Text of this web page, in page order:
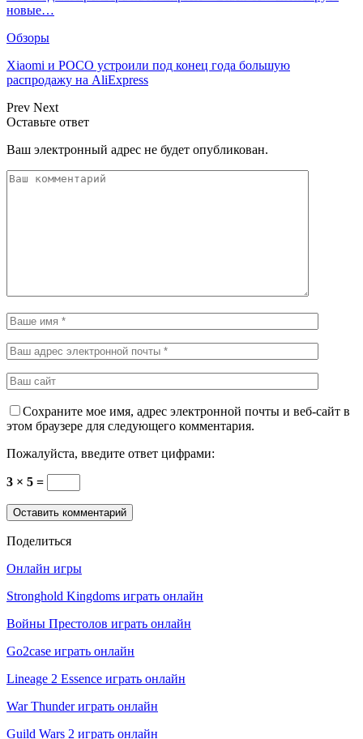
новые…
Обзоры
Xiaomi и POCO устроили под конец года большую
распродажу на AliExpress
Prev Next
Оставьте ответ
Ваш электронный адрес не будет опубликован.
Сохраните мое имя, адрес электронной почты и веб-сайт в
этом браузере для следующего комментария.
Пожалуйста, введите ответ цифрами:
3 × 5 =
Поделиться
Онлайн игры
Stronghold Kingdoms играть онлайн
Войны Престолов играть онлайн
Go2case играть онлайн
Lineage 2 Essence играть онлайн
War Thunder играть онлайн
Guild Wars 2 играть онлайн